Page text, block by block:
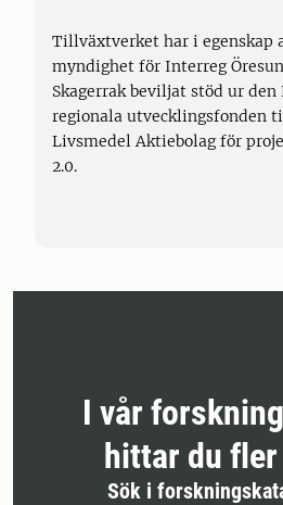
Tillväxtverket har i egenskap
myndighet för Interreg
Skagerrak beviljat stöd ur den
regionala utvecklingsfonden
Livsmedel Aktiebolag för
2.0.
I vår
hittar du
Sök i